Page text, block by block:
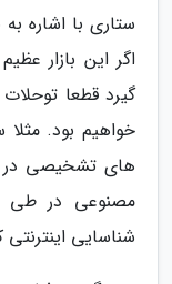
ستاری با اشاره
اگر این بازار
گیرد قطعا
خواهیم بود.
های تشخیصی در
شناسایی